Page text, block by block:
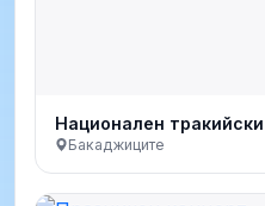
Национален
Бакаджиците